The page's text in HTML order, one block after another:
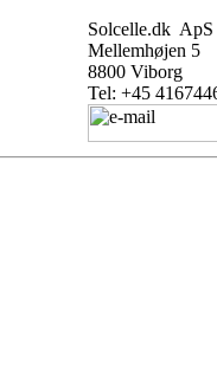
Solcelle.dk ApS
Mellemhøjen 5
8800 Viborg
Tel: +45